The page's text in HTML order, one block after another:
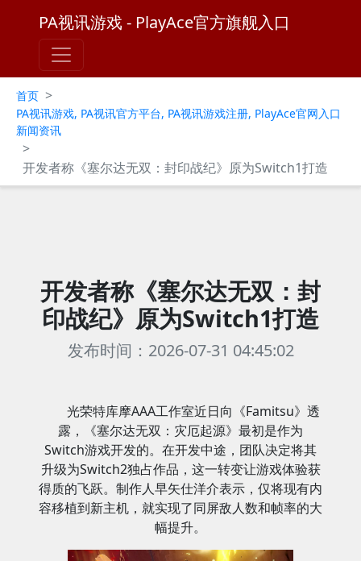
PA视讯游戏 - PlayAce官方旗舰入口
首页 >
PA视讯游戏, PA视讯官方平台, PA视讯游戏注册, PlayAce官网入口
新闻资讯
>
开发者称《塞尔达无双：封印战纪》原为Switch1打造
开发者称《塞尔达无双：封
印战纪》原为Switch1打造
发布时间：2026-07-31 04:45:02
光荣特库摩AAA工作室近日向《Famitsu》透
露，《塞尔达无双：灾厄起源》最初是作为
Switch游戏开发的。在开发中途，团队决定将其
升级为Switch2独占作品，这一转变让游戏体验获
得质的飞跃。制作人早矢仕洋介表示，仅将现有内
容移植到新主机，就实现了同屏敌人数和帧率的大
幅提升。